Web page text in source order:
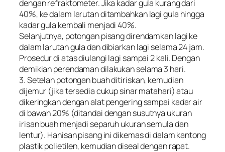
dengan refraktometer. Jika kadar gula kurang dari
40%, ke dalam larutan ditambahkan lagi gula hingga
kadar gula kembali menjadi 40%.
Selanjutnya, potongan pisang direndamkan lagi ke
dalam larutan gula dan dibiarkan lagi selama 24 jam.
Prosedur di atas diulangi lagi sampai 2 kali. Dengan
demikian perendaman dilakukan selama 3 hari.
3. Setelah potongan buah ditiriskan, kemudian
dijemur (jika tersedia cukup sinar matahari) atau
dikeringkan dengan alat pengering sampai kadar air
di bawah 20% (ditandai dengan susutnya ukuran
irisan buah menjadi separuh ukuran semula dan
lentur). Hanisan pisang ini dikemas di dalam kantong
plastik polietilen, kemudian diseal dengan rapat.